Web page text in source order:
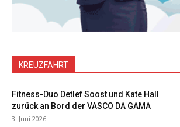
KREUZFAHRT
Fitness-Duo Detlef Soost und Kate Hall
zurück an Bord der VASCO DA GAMA
3. Juni 2026